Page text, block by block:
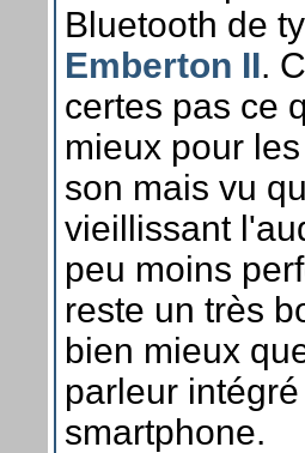
Bluetooth de
Emberton II.
certes pas ce
mieux pour
son mais vu
vieillissant
peu moins
reste un très
bien mieux
parleur
smartphone.